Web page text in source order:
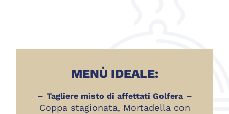
MENÙ IDEALE:
– Tagliere misto di affettati Golfera–
Coppa stagionata, Mortadella con